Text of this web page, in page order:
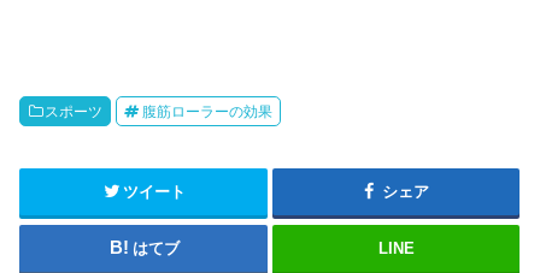
スポーツ 腹筋ローラーの効果
ツイート シェア
はてブ LINE